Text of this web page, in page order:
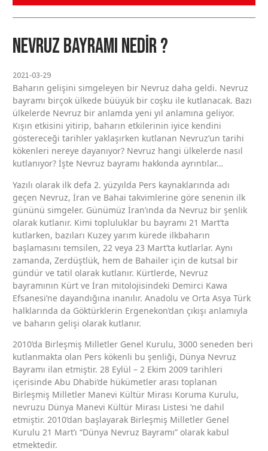
Nevruz Bayramı nedir ?
2021-03-29
Baharın gelişini simgeleyen bir Nevruz daha geldi. Nevruz
bayramı birçok ülkede büüyük bir coşku ile kutlanacak. Bazı
ülkelerde Nevruz bir anlamda yeni yıl anlamına geliyor.
Kışın etkisini yitirip, baharın etkilerinin iyice kendini
göstereceği tarihler yaklaşırken kutlanan Nevruz’un tarihi
kökenleri nereye dayanıyor? Nevruz hangi ülkelerde nasıl
kutlanıyor? İşte Nevruz bayramı hakkında ayrıntılar…
Yazılı olarak ilk defa 2. yüzyılda Pers kaynaklarında adı
geçen Nevruz, İran ve Bahai takvimlerine göre senenin ilk
gününü simgeler. Günümüz İran’ında da Nevruz bir şenlik
olarak kutlanır. Kimi topluluklar bu bayramı 21 Mart’ta
kutlarken, bazıları Kuzey yarım kürede ilkbaharın
başlamasını temsilen, 22 veya 23 Mart’ta kutlarlar. Aynı
zamanda, Zerdüştlük, hem de Bahailer için de kutsal bir
gündür ve tatil olarak kutlanır. Kürtlerde, Nevruz
bayramının Kürt ve İran mitolojisindeki Demirci Kawa
Efsanesi’ne dayandığına inanılır. Anadolu ve Orta Asya Türk
halklarında da Göktürklerin Ergenekon’dan çıkışı anlamıyla
ve baharın gelişi olarak kutlanır.
2010’da Birleşmiş Milletler Genel Kurulu, 3000 seneden beri
kutlanmakta olan Pers kökenli bu şenliği, Dünya Nevruz
Bayramı ilan etmiştir. 28 Eylül – 2 Ekim 2009 tarihleri
içerisinde Abu Dhabi’de hükümetler arası toplanan
Birleşmiş Milletler Manevi Kültür Mirası Koruma Kurulu,
nevruzu Dünya Manevi Kültür Mirası Listesi ‘ne dahil
etmiştir. 2010’dan başlayarak Birleşmiş Milletler Genel
Kurulu 21 Mart’ı “Dünya Nevruz Bayramı” olarak kabul
etmektedir.